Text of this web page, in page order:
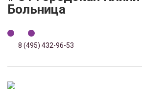
Больница
8 (495) 432-96-53